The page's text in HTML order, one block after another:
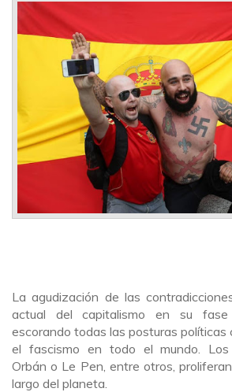
La agudización de las
actual del capitalismo en su fase
escorando todas las posturas políticas
el fascismo en todo el mundo. Los
Orbán o Le Pen, entre otros,
largo del planeta.